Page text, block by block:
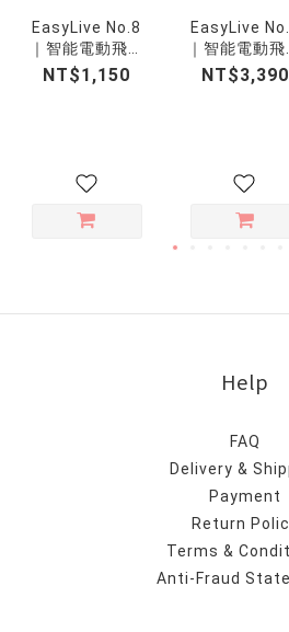
EasyLive No.8
｜智能電動飛機
杯內膽
NT$1,150
EasyLive
｜智能電動飛
杯｜APP劇情
動
NT$3,390
Help
FAQ
Delivery &
Payment
Return
Terms &
Anti-Fraud